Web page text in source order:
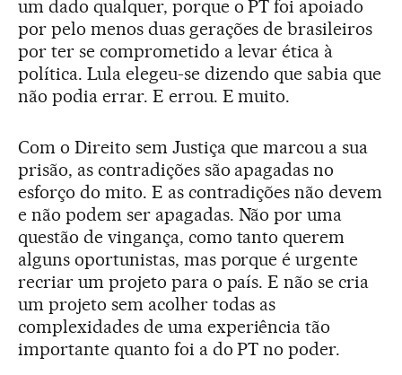
um dado qualquer, porque o PT foi apoiado
por pelo menos duas gerações de brasileiros
por ter se comprometido a levar ética à
política. Lula elegeu-se dizendo que sabia que
não podia errar. E errou. E muito.
Com o Direito sem Justiça que marcou a sua
prisão, as contradições são apagadas no
esforço do mito. E as contradições não devem
e não podem ser apagadas. Não por uma
questão de vingança, como tanto querem
alguns oportunistas, mas porque é urgente
recriar um projeto para o país. E não se cria
um projeto sem acolher todas as
complexidades de uma experiência tão
importante quanto foi a do PT no poder.